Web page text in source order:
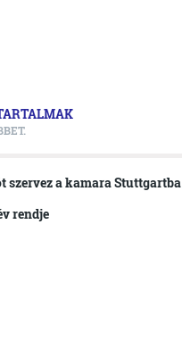
szervez a kamara Stuttgartba
rendje